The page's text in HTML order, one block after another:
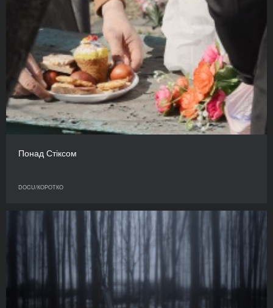
Понад Стіксом
DOCU/КОРОТКО